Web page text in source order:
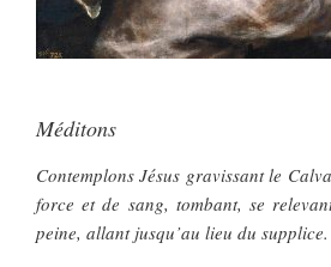
Méditons
Contemplons Jésus gravissant le
force et de sang, tombant, se
peine, allant jusqu’au lieu du supplice.